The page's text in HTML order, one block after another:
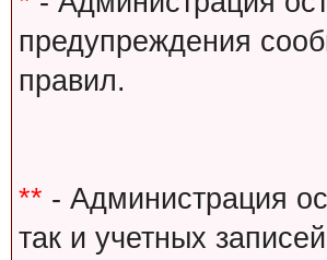
предупреждения
правил.
** - Администрация
так и учетных